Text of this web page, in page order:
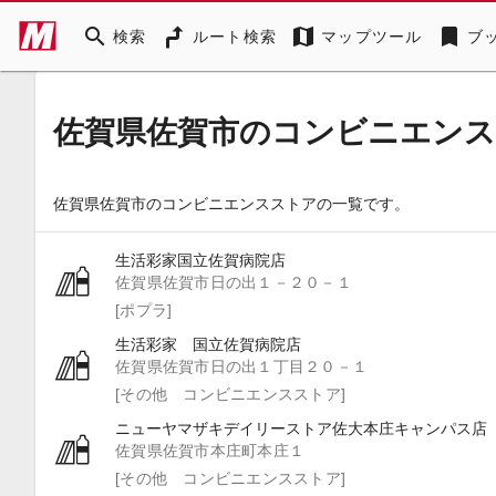
search 検索 ルート検索 map マップツール bookmark ブ
佐賀県佐賀市のコンビニエン
佐賀県佐賀市のコンビニエンスストアの一覧です。
生活彩家国立佐賀病院店
佐賀県佐賀市日の出１－２０－１
[ポプラ]
生活彩家 国立佐賀病院店
佐賀県佐賀市日の出１丁目２０－１
[その他 コンビニエンスストア]
ニューヤマザキデイリーストア佐大本庄キャンパス店
佐賀県佐賀市本庄町本庄１
[その他 コンビニエンスストア]